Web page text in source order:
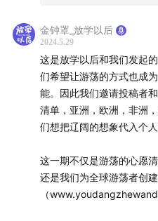
游荡者网址
把网站添加到桌面或者浏览
们第1版只开发了网站，后
线，欢迎你注册完成后开启
使用进行测试和bug反馈！
如上述网址以后发生任何
上 网在
金钟罩_放学以后
2024.5.29
这是放学以后和我们发起
们希望让游荡的方式也成
能。因此我们邀请投稿者
清单，亚洲，欧洲，非洲
们想把辽阔的想象代入个人
这一期不仅是游荡的心愿
还是我们为全球游荡者创
（